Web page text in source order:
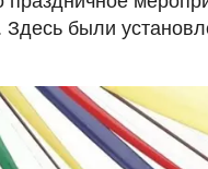
Здесь были